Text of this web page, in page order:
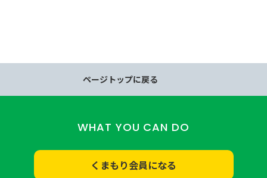
ページトップに戻る
WHAT YOU CAN DO
くまもり会員になる